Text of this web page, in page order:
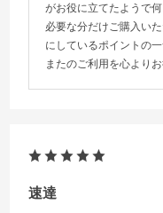
がお役に立てたようで何
必要な分だけご購入い
にしているポイントの一
またのご利用を心より
速達